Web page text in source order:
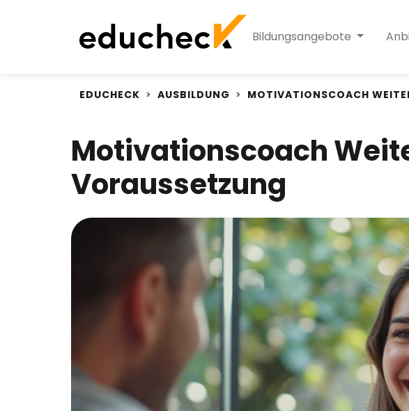
Bildungsangebote
EDUCHECK AUSBILDUNG MOTIVATIONSCOACH
Motivationscoach
Voraussetzung